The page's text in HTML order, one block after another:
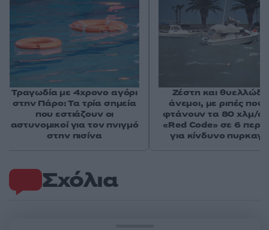
Σχόλια
Τραγωδία με 4χρονο αγόρι
στην Πάρο: Τα τρία σημεία
που εστιάζουν οι
αστυνομικοί για τον πνιγμό
στην πισίνα
Ζέστη και
άνεμοι, με ριπές που
φτάνουν τα 80 χλμ/
«Red Code» σε 6
για κίνδυνο